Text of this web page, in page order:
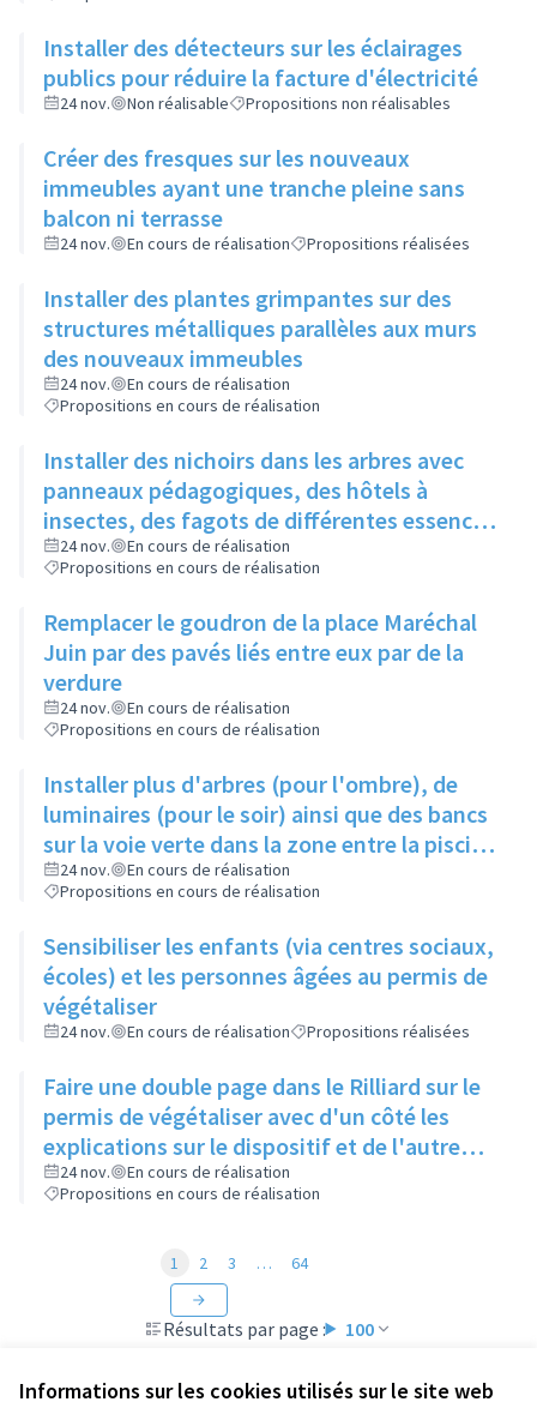
Informations sur les cookies utilisés sur le site web
Installer des détecteurs sur les éclairages
publics pour réduire la facture d'électricité
24 nov. Non réalisable Propositions non réalisables
Créer des fresques sur les nouveaux
immeubles ayant une tranche pleine sans
balcon ni terrasse
24 nov. En cours de réalisation Propositions réalisées
Installer des plantes grimpantes sur des
structures métalliques parallèles aux murs
des nouveaux immeubles
24 nov.
En cours de réalisation
Propositions en cours de réalisation
Installer des nichoirs dans les arbres avec
panneaux pédagogiques, des hôtels à
insectes, des fagots de différentes essences
pour stimuler la biodiversité sur la place du
Château à la Roue
24 nov.
En cours de réalisation
Propositions en cours de réalisation
Remplacer le goudron de la place Maréchal
Juin par des pavés liés entre eux par de la
verdure
24 nov.
En cours de réalisation
Propositions en cours de réalisation
Installer plus d'arbres (pour l'ombre), de
luminaires (pour le soir) ainsi que des bancs
sur la voie verte dans la zone entre la piscine
et la rue de l'Industrie
24 nov.
En cours de réalisation
Propositions en cours de réalisation
Sensibiliser les enfants (via centres sociaux,
écoles) et les personnes âgées au permis de
végétaliser
24 nov. En cours de réalisation Propositions réalisées
Faire une double page dans le Rilliard sur le
permis de végétaliser avec d'un côté les
explications sur le dispositif et de l'autre
côté des exemples concrets de lieux à
investir
24 nov.
En cours de réalisation
Propositions en cours de réalisation
Résultats par page : 100
1 2 3 … 64